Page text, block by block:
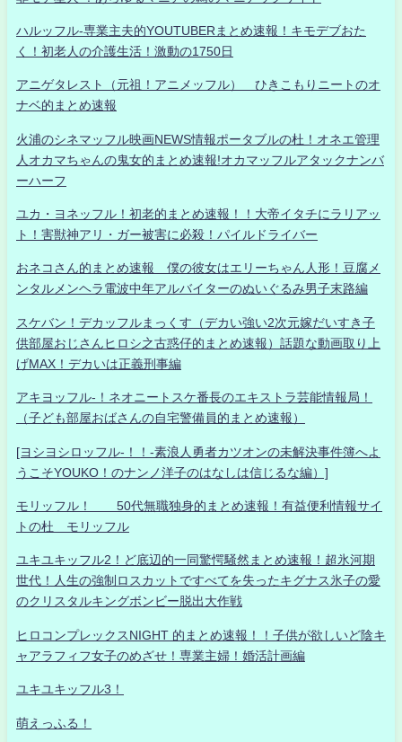
ハルッフル-専業主夫的YOUTUBERまとめ速報！キモデブおた
く！初老人の介護生活！激動の1750日
アニゲタレスト（元祖！アニメッフル） ひきこもりニートのオ
ナベ的まとめ速報
火浦のシネマッフル映画NEWS情報ポータブルの杜！オネエ管理
人オカマちゃんの鬼女的まとめ速報!オカマッフルアタックナンバ
ーハーフ
ユカ・ヨネッフル！初老的まとめ速報！！大帝イタチにラリアッ
ト！害獣神アリ・ガー被害に必殺！パイルドライバー
おネコさん的まとめ速報 僕の彼女はエリーちゃん人形！豆腐メ
ンタルメンヘラ電波中年アルバイターのぬいぐるみ男子末路編
スケバン！デカッフルまっくす（デカい強い2次元嫁だいすき子
供部屋おじさんヒロシ之古惑仔的まとめ速報）話題な動画取り上
げMAX！デカいは正義刑事編
アキヨッフル-！ネオニートスケ番長のエキストラ芸能情報局！
（子ども部屋おばさんの自宅警備員的まとめ速報）
[ヨシヨシロッフル-！！-素浪人勇者カツオンの未解決事件簿へよ
うこそYOUKO！のナンノ洋子のはなしは信じるな編）]
モリッフル！ 50代無職独身的まとめ速報！有益便利情報サイ
トの杜 モリッフル
ユキユキッフル2！ど底辺的一同驚愕騒然まとめ速報！超氷河期
世代！人生の強制ロスカットですべてを失ったキグナス氷子の愛
のクリスタルキングボンビー脱出大作戦
ヒロコンプレックスNIGHT 的まとめ速報！！子供が欲しいど陰キ
ャアラフィフ女子のめざせ！専業主婦！婚活計画編
ユキユキッフル3！
萌えっふる！